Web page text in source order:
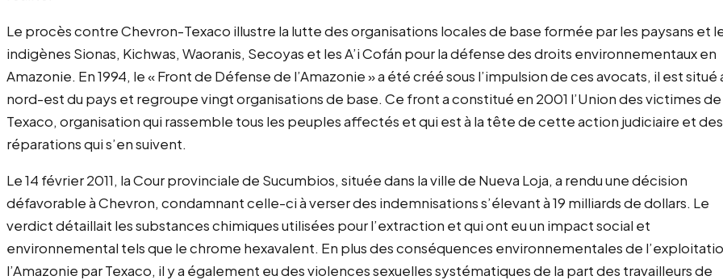
Le procès contre Chevron-Texaco illustre la lutte des organisations locales de base formée par les paysans et
indigènes Sionas, Kichwas, Waoranis, Secoyas et les A’i Cofán pour la défense des droits environnementaux en
Amazonie. En 1994, le « Front de Défense de l’Amazonie » a été créé sous l’impulsion de ces avocats, il est situé
nord-est du pays et regroupe vingt organisations de base. Ce front a constitué en 2001 l’Union des victimes de
Texaco, organisation qui rassemble tous les peuples affectés et qui est à la tête de cette action judiciaire et des
réparations qui s’en suivent.
Le 14 février 2011, la Cour provinciale de Sucumbios, située dans la ville de Nueva Loja, a rendu une décision
défavorable à Chevron, condamnant celle-ci à verser des indemnisations s’élevant à 19 milliards de dollars. Le
verdict détaillait les substances chimiques utilisées pour l’extraction et qui ont eu un impact social et
environnemental tels que le chrome hexavalent. En plus des conséquences environnementales de
l’Amazonie par Texaco, il y a également eu des violences sexuelles systématiques de la part des travailleurs de